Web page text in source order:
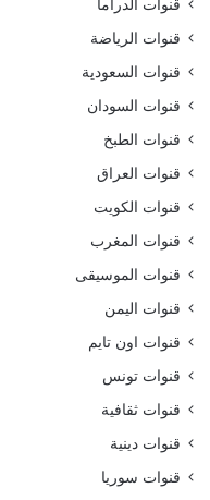
قنوات الدراما
قنوات الرياضة
قنوات السعودية
قنوات السودان
قنوات الطبخ
قنوات العراق
قنوات الكويت
قنوات المغرب
قنوات الموسيقى
قنوات اليمن
قنوات اون تايم
قنوات تونس
قنوات ثقافية
قنوات دينية
قنوات سوريا